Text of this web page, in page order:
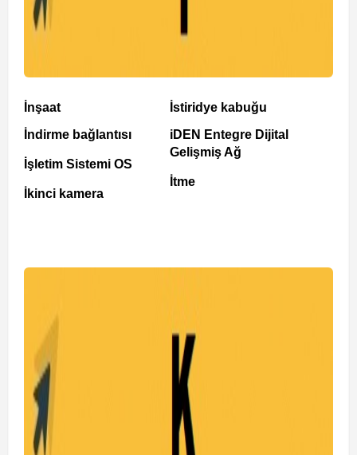
İnşaat
İndirme bağlantısı
İşletim Sistemi OS
İkinci kamera
İstiridye kabuğu
iDEN Entegre Dijital
Gelişmiş Ağ
İtme